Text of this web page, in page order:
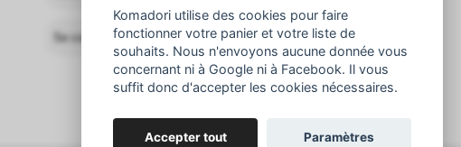
Se connecter Retours
Komadori utilise des cookies pour faire
fonctionner votre panier et votre liste de
souhaits. Nous n'envoyons aucune donnée vous
concernant ni à Google ni à Facebook. Il vous
suffit donc d'accepter les cookies nécessaires.
Accepter tout Paramètres